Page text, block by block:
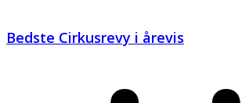
Bedste Cirkusrevy i årevis